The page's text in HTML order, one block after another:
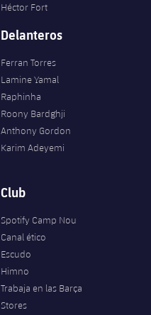
Héctor Fort
Delanteros
Ferran Torres
Lamine Yamal
Raphinha
Roony Bardghji
Anthony Gordon
Karim Adeyemi
Club
Spotify Camp Nou
Canal ético
Escudo
Himno
Trabaja en las Barça
Stores